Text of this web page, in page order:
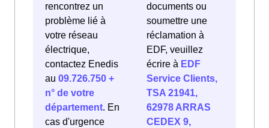
rencontrez un
problème lié à
votre réseau
électrique,
contactez Enedis
au 09.726.750 +
n° de votre
département. En
cas d'urgence
documents ou
soumettre une
réclamation à
EDF, veuillez
écrire à EDF
Service Clients,
TSA 21941,
62978 ARRAS
CEDEX 9,